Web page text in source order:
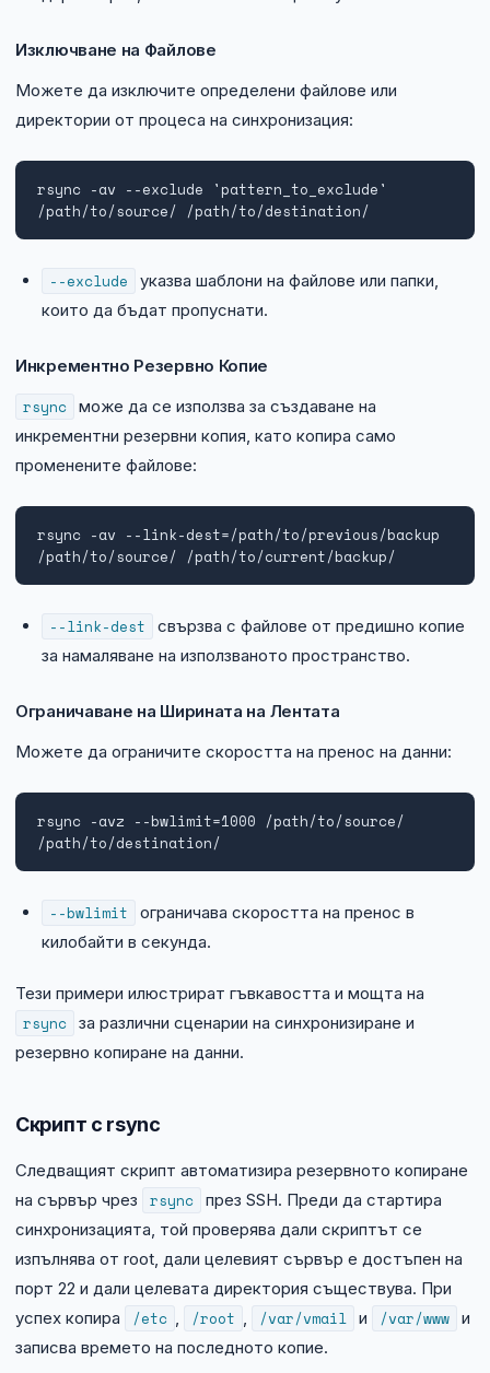
Изключване на Файлове
Можете да изключите определени файлове или
директории от процеса на синхронизация:
rsync -av --exclude 'pattern_to_exclude'
/path/to/source/ /path/to/destination/
--exclude
указва шаблони на файлове или папки,
които да бъдат пропуснати.
Инкрементно Резервно Копие
rsync може да се използва за създаване на
инкрементни резервни копия, като копира само
променените файлове:
rsync -av --link-dest=/path/to/previous/backup
/path/to/source/ /path/to/current/backup/
--link-dest
свързва с файлове от предишно копие
за намаляване на използваното пространство.
Ограничаване на Ширината на Лентата
Можете да ограничите скоростта на пренос на данни:
rsync -avz --bwlimit=1000 /path/to/source/
/path/to/destination/
--bwlimit
ограничава скоростта на пренос в
килобайти в секунда.
Тези примери илюстрират гъвкавостта и мощта на
rsync за различни сценарии на синхронизиране и
резервно копиране на данни.
Скрипт с rsync
Следващият скрипт автоматизира резервното копиране
на сървър чрез
rsync през SSH. Преди да стартира
синхронизацията, той проверява дали скриптът се
изпълнява от root, дали целевият сървър е достъпен на
порт 22 и дали целевата директория съществува. При
успех копира
/etc , /root , /var/vmail и /var/www и
записва времето на последното копие.